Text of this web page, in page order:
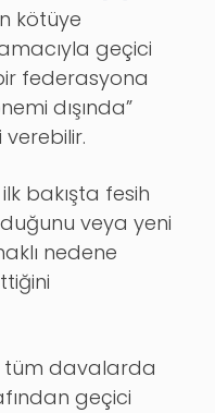
kötüye
geçici
federasyona
dışında”
bakışta fesih
veya yeni
nedene
tüm davalarda
geçici